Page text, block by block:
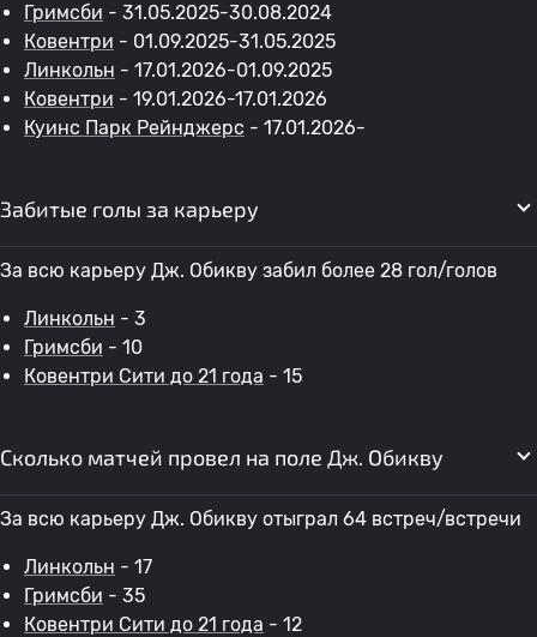
Гримсби - 31.05.2025-30.08.2024
Ковентри - 01.09.2025-31.05.2025
Линкольн - 17.01.2026-01.09.2025
Ковентри - 19.01.2026-17.01.2026
Куинс Парк Рейнджерс - 17.01.2026-
Забитые голы за карьеру
За всю карьеру Дж. Обикву забил более 28 гол/голов
Линкольн - 3
Гримсби - 10
Ковентри Сити до 21 года - 15
Сколько матчей провел на поле Дж. Обикву
За всю карьеру Дж. Обикву отыграл 64 встреч/встречи
Линкольн - 17
Гримсби - 35
Ковентри Сити до 21 года - 12